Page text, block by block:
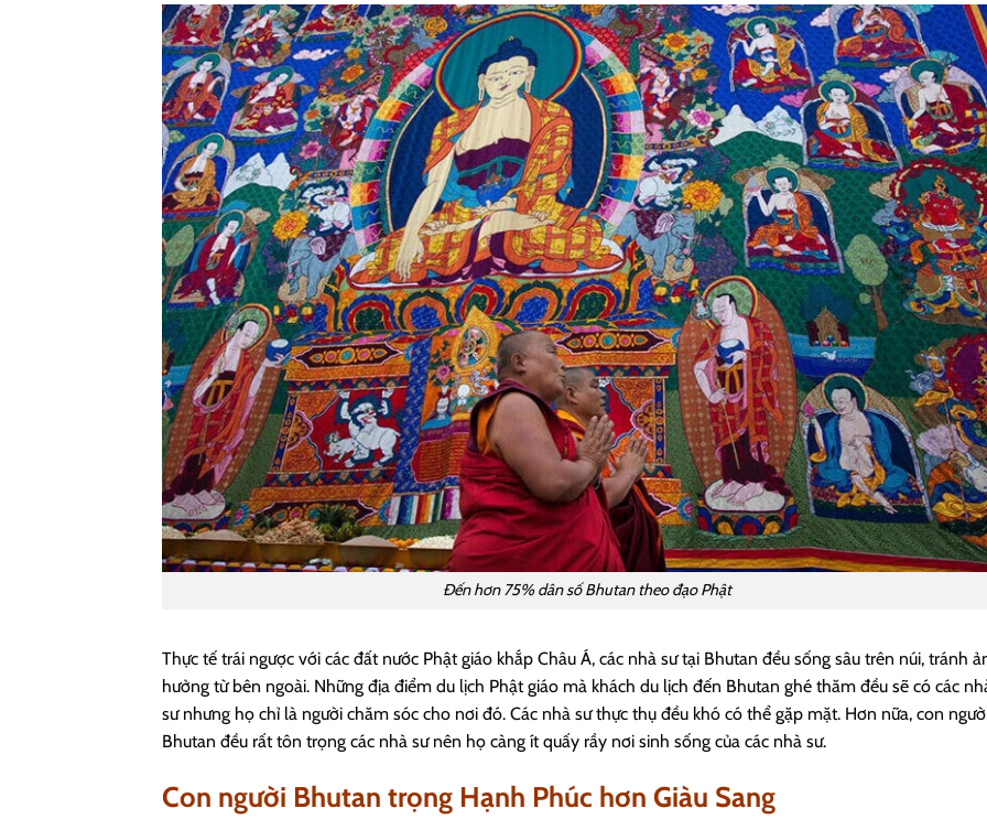
Đến hơn 75% dân số Bhutan theo đạo Phật
Thực tế trái ngược với các đất nước Phật giáo khắp Châu Á, các nhà sư tại Bhutan đều sống sâu trên núi, tránh
hưởng từ bên ngoài. Những địa điểm du lịch Phật giáo mà khách du lịch đến Bhutan ghé thăm đều sẽ có các
sư nhưng họ chỉ là người chăm sóc cho nơi đó. Các nhà sư thực thụ đều khó có thể gặp mặt. Hơn nữa, con
Bhutan đều rất tôn trọng các nhà sư nên họ càng ít quấy rầy nơi sinh sống của các nhà sư.
Con người Bhutan trọng Hạnh Phúc hơn Giàu Sang